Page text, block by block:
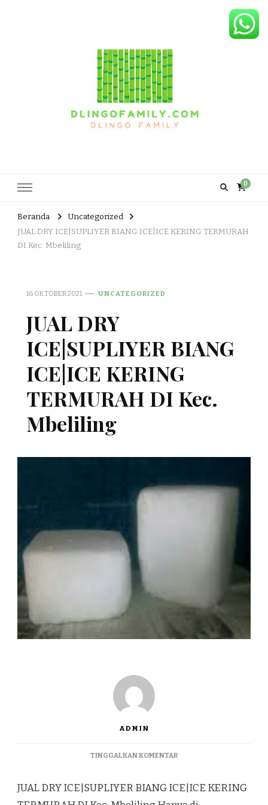
0
Beranda
Uncategorized
JUAL DRY ICE|SUPLIYER BIANG ICE|ICE KERING TERMURAH
DI Kec. Mbeliling
16 OKTOBER 2021 UNCATEGORIZED
JUAL DRY
ICE|SUPLIYER BIANG
ICE|ICE KERING
TERMURAH DI Kec.
Mbeliling
ADMIN
TINGGALKAN KOMENTARPADA
ICE|SUPLIYER
BIANG
JUAL DRY ICE|SUPLIYER BIANG ICE|ICE KERING